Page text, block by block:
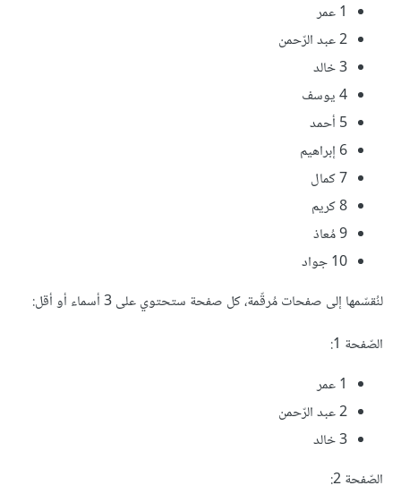
1 عمر
2 عبد الرّحمن
3 خالد
4 يوسف
5 أحمد
6 إبراهيم
7 كمال
8 كريم
9 مُعاذ
10 جواد
لنُقسّمها إلى صفحات مُرقّمة، كل صفحة ستحتوي على 3 أسماء أو أقل:
الصّفحة 1:
1 عمر
2 عبد الرّحمن
3 خالد
الصّفحة 2: